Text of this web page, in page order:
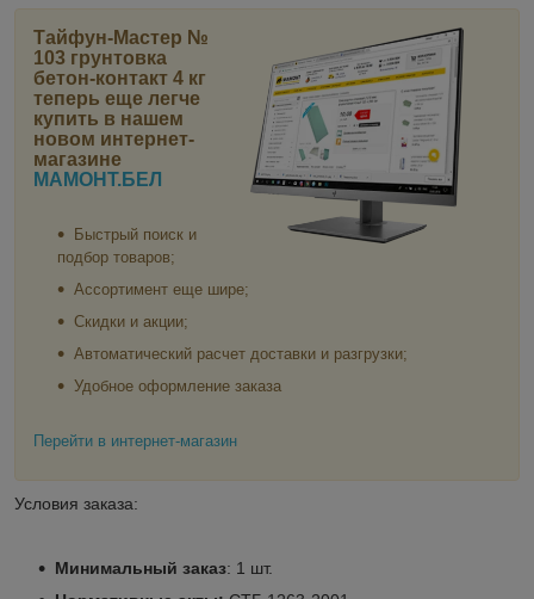
Тайфун-Мастер №
103 грунтовка
бетон-контакт 4 кг
теперь еще легче
купить в нашем
новом интернет-
магазине
МАМОНТ.БЕЛ
Быстрый поиск и
подбор товаров;
Ассортимент еще шире;
Скидки и акции;
Автоматический расчет доставки и разгрузки;
Удобное оформление заказа
Перейти в интернет-магазин
Условия заказа:
Минимальный заказ: 1 шт.